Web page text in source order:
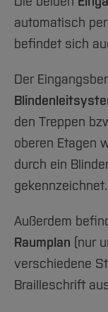
Arbeiten im
Forschung
International
Service
Aktuelles
Studium
Forschung
Team
Service
Amtliche
Notfall-Infos
Wahlen
qed-
Zentrale
automatisch
befindet sich
Der
den Treppen
oberen Etagen
durch ein
gekennzeichnet.
Außerdem
Raumplan (nur
verschiedene
Brailleschrift